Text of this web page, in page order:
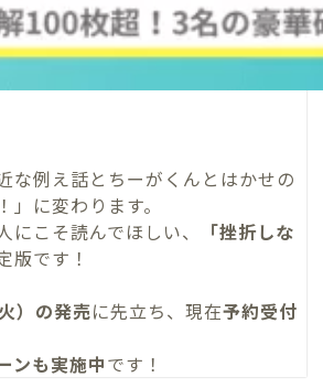
な例え話とちーがくんとはかせの
に変わります。
こそ読んでほしい、
「挫折しな
版です！
）の発売に先立ち、現在予約受付
ンも実施中です！